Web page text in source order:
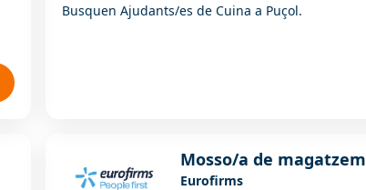
Busquen Ajudants/es de Cuina a Puçol.
Mosso/a de magatzem
Eurofirms